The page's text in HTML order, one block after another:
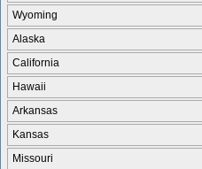
Wyoming
Alaska
California
Hawaii
Arkansas
Kansas
Missouri